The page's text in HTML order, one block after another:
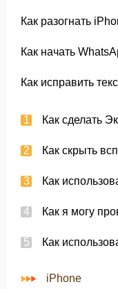
Как разогнать
Как начать
Как исправить
Как сделать
Как скрыть
Как
Как я могу
Как
iPhone